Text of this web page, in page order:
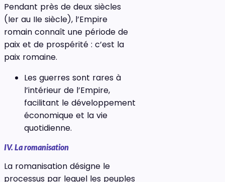
Pendant près de deux siècles
(Ier au IIe siècle), l’Empire
romain connaît une période de
paix et de prospérité : c’est la
paix romaine.
Les guerres sont rares à
l’intérieur de l’Empire,
facilitant le développement
économique et la vie
quotidienne.
IV. La romanisation
La romanisation désigne le
processus par lequel les peuples